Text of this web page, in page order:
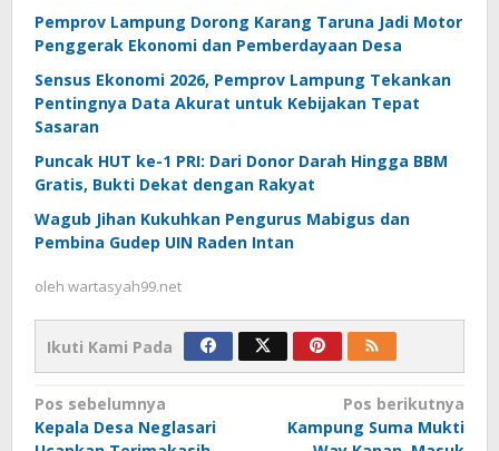
Pemprov Lampung Dorong Karang Taruna Jadi Motor
Penggerak Ekonomi dan Pemberdayaan Desa
Sensus Ekonomi 2026, Pemprov Lampung Tekankan
Pentingnya Data Akurat untuk Kebijakan Tepat
Sasaran
Puncak HUT ke-1 PRI: Dari Donor Darah Hingga BBM
Gratis, Bukti Dekat dengan Rakyat
Wagub Jihan Kukuhkan Pengurus Mabigus dan
Pembina Gudep UIN Raden Intan
oleh wartasyah99.net
Ikuti Kami Pada
Navigasi
pos
Pos sebelumnya
Kepala Desa Neglasari
Pos berikutnya
Kampung Suma Mukti